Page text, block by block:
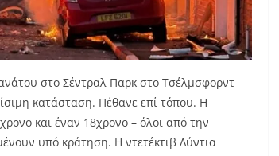
στο Σέντραλ Παρκ στο Τσέλμσφορντ
κατάσταση. Πέθανε επί τόπου. Η
και έναν 18χρονο – όλοι από την
υπό κράτηση. Η ντετέκτιβ Λύντια